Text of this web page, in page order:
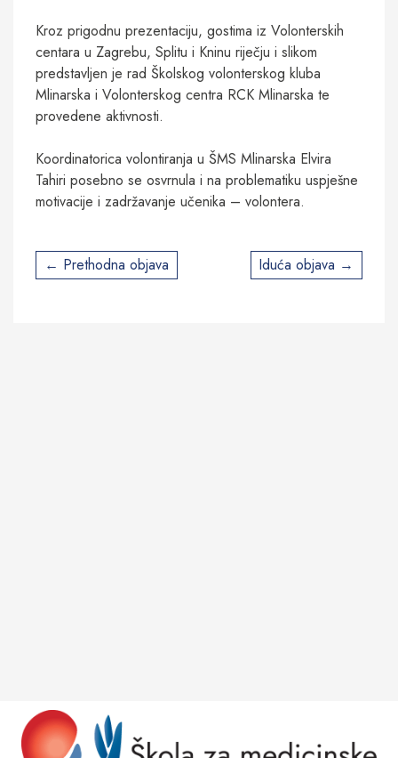
Kroz prigodnu prezentaciju, gostima iz Volonterskih
centara u Zagrebu, Splitu i Kninu riječju i slikom
predstavljen je rad Školskog volonterskog kluba
Mlinarska i Volonterskog centra RCK Mlinarska te
provedene aktivnosti.
Koordinatorica volontiranja u ŠMS Mlinarska Elvira
Tahiri posebno se osvrnula i na problematiku uspješne
motivacije i zadržavanje učenika – volontera.
Post
navigation
Prethodna objava Iduća objava